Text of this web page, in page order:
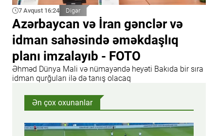
7 Avqust 16:24 Digər
Azərbaycan və İran gənclər və
idman sahəsində əməkdaşlıq
planı imzalayıb - FOTO
Əhməd Dünya Mali və nümayəndə heyəti Bakıda bir sıra
idman qurğuları ilə də tanış olacaq
Ən çox oxunanlar